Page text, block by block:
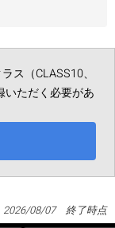
ス（CLASS10、
いただく必要があ
2026/08/07 終了時点